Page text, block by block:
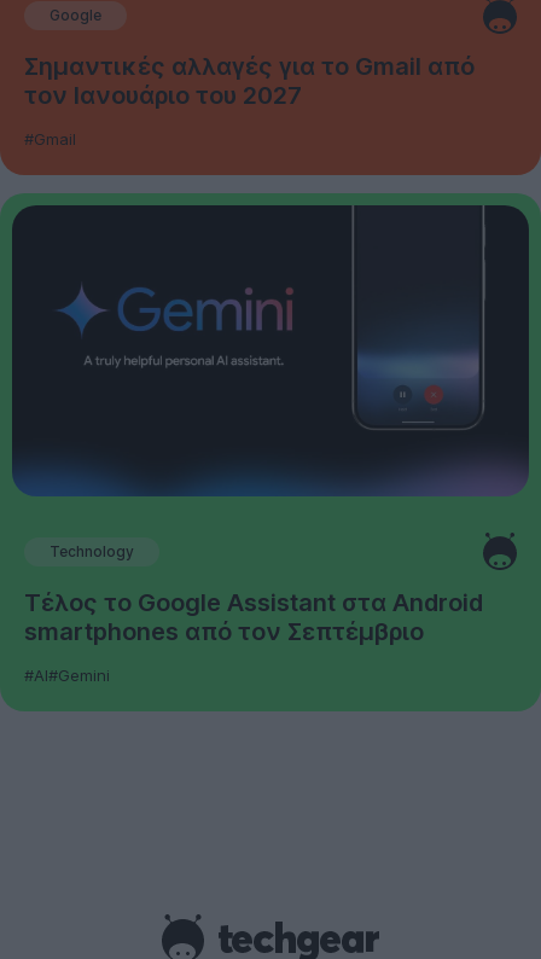
Google
Σημαντικές αλλαγές για το Gmail από
τον Ιανουάριο του 2027
#Gmail
Technology
Τέλος το Google Assistant στα Android
smartphones από τον Σεπτέμβριο
#AI#Gemini